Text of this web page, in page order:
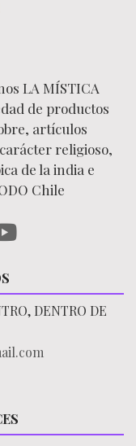
LA MÍSTICA
de productos
artículos
religioso,
de la india e
Chile
DENTRO DE